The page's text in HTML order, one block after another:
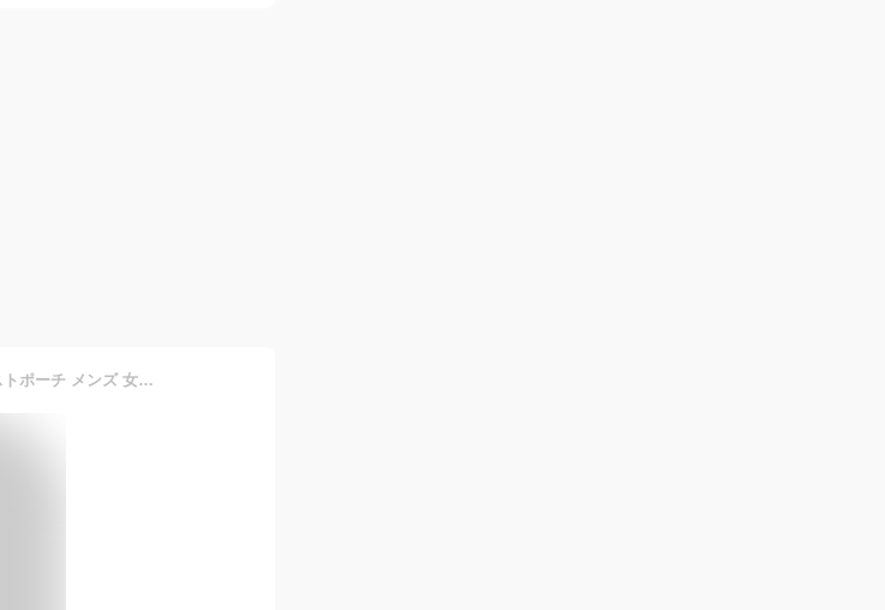
[PACKOVE] メッシュ素材 通気性 の おしゃれな ウエストポーチ メンズ 女性対応 ポータブル 多機能な アウトドア用 ボディバッグ ハイキングや 夏の散歩に ランニング用 ファニーパック